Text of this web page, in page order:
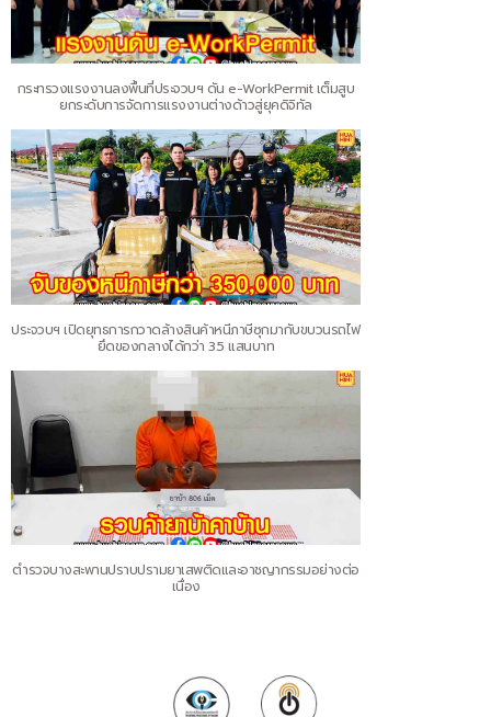
กระทรวงแรงงานลงพื้นที่ประจวบฯ ดัน e-WorkPermit เต็มสูบ
ยกระดับการจัดการแรงงานต่างด้าวสู่ยุคดิจิทัล
ประจวบฯ เปิดยุทธการกวาดล้างสินค้าหนีภาษีซุกมากับขบวนรถไฟ
ยึดของกลางได้กว่า 3.5 แสนบาท
ตำรวจบางสะพานปราบปรามยาเสพติดและอาชญากรรมอย่างต่อ
เนื่อง